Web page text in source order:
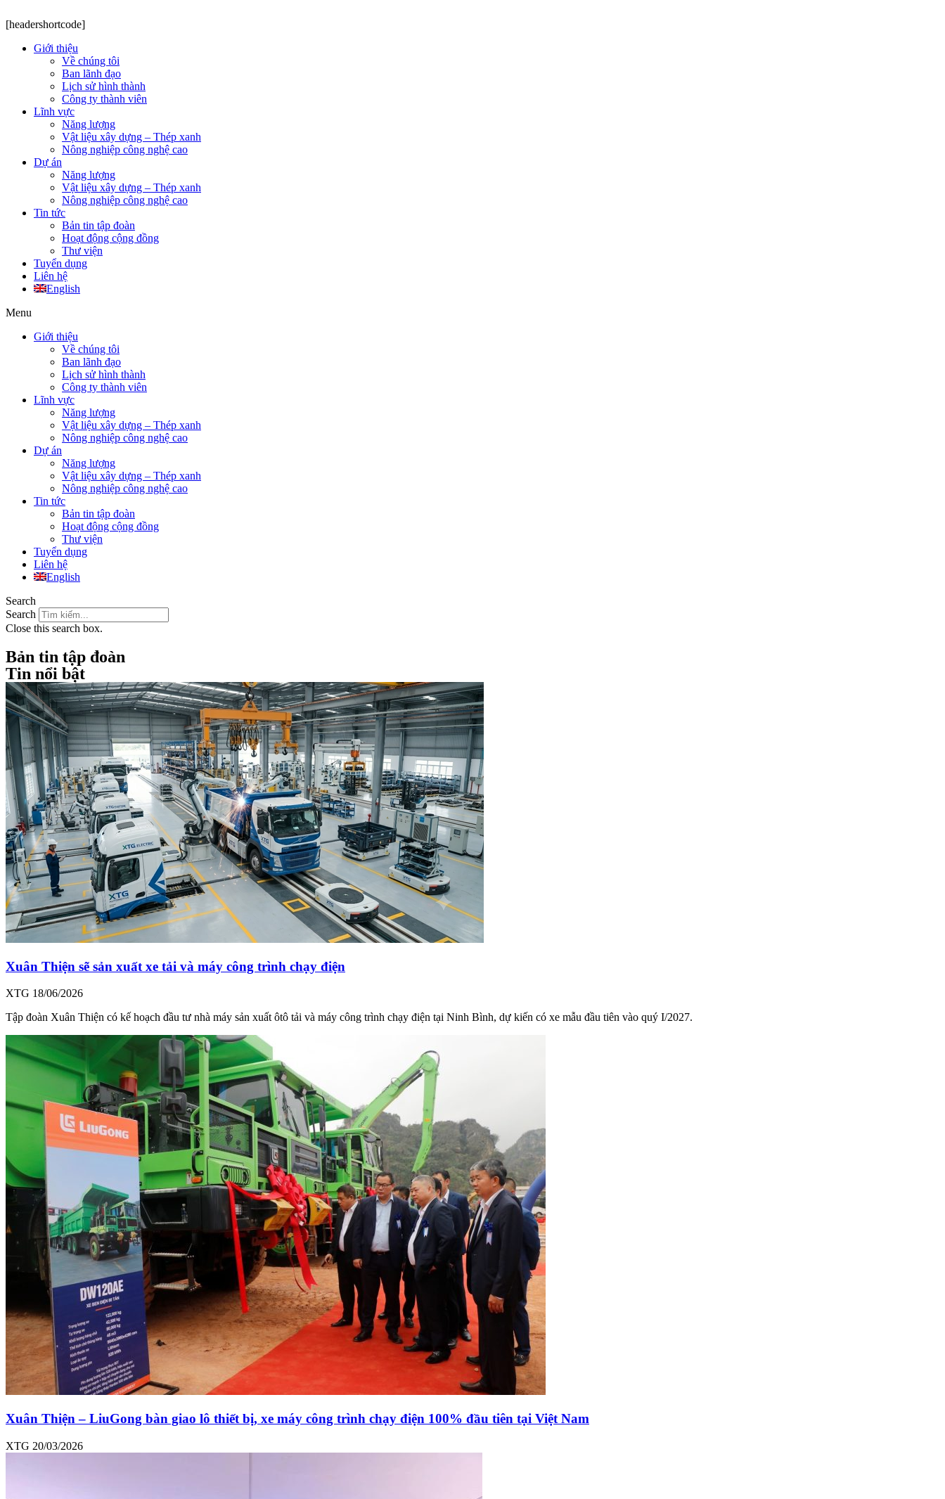
[headershortcode]
Giới thiệu
Về chúng tôi
Ban lãnh đạo
Lịch sử hình thành
Công ty thành viên
Lĩnh vực
Năng lượng
Vật liệu xây dựng – Thép xanh
Nông nghiệp công nghệ cao
Dự án
Năng lượng
Vật liệu xây dựng – Thép xanh
Nông nghiệp công nghệ cao
Tin tức
Bản tin tập đoàn
Hoạt động cộng đồng
Thư viện
Tuyển dụng
Liên hệ
English
Menu
Giới thiệu
Về chúng tôi
Ban lãnh đạo
Lịch sử hình thành
Công ty thành viên
Lĩnh vực
Năng lượng
Vật liệu xây dựng – Thép xanh
Nông nghiệp công nghệ cao
Dự án
Năng lượng
Vật liệu xây dựng – Thép xanh
Nông nghiệp công nghệ cao
Tin tức
Bản tin tập đoàn
Hoạt động cộng đồng
Thư viện
Tuyển dụng
Liên hệ
English
Search
Search
Close this search box.
Bản tin tập đoàn
Tin nổi bật
Xuân Thiện sẽ sản xuất xe tải và máy công trình chạy điện
XTG 18/06/2026
Tập đoàn Xuân Thiện có kế hoạch đầu tư nhà máy sản xuất ôtô tải và máy công trình chạy điện tại Ninh Bình, dự kiến có xe mẫu đầu tiên vào quý I/2027.
Xuân Thiện – LiuGong bàn giao lô thiết bị, xe máy công trình chạy điện 100% đầu tiên tại Việt Nam
XTG 20/03/2026